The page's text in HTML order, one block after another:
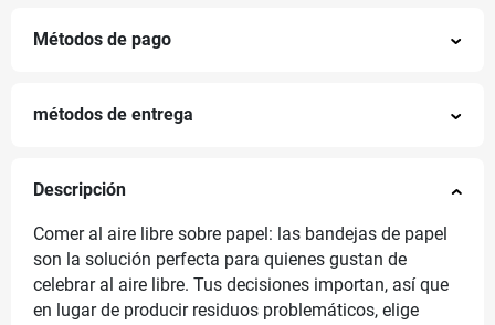
Métodos de pago
métodos de entrega
Descripción
Comer al aire libre sobre papel: las bandejas de papel
son la solución perfecta para quienes gustan de
celebrar al aire libre. Tus decisiones importan, así que
en lugar de producir residuos problemáticos, elige